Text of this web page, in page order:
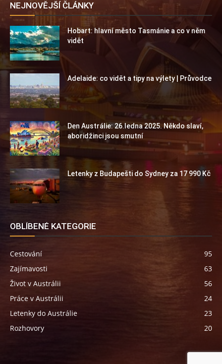
NEJNOVĚJŠÍ ČLÁNKY
Hobart: hlavní město Tasmánie a co v něm
vidět
Adelaide: co vidět a tipy na výlety | Průvodce
Den Austrálie: 26.ledna 2025. Někdo slaví,
aboridžinci jsou smutní
Letenky z Budapešti do Sydney za 17 990 Kč
OBLÍBENÉ KATEGORIE
Cestování
95
Zajímavosti
63
Život v Austrálii
56
Práce v Austrálii
24
Letenky do Austrálie
23
Rozhovory
20